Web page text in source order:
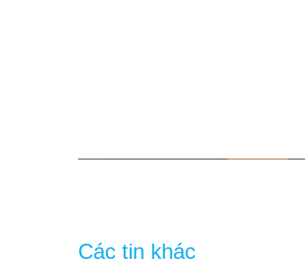
Các tin khác